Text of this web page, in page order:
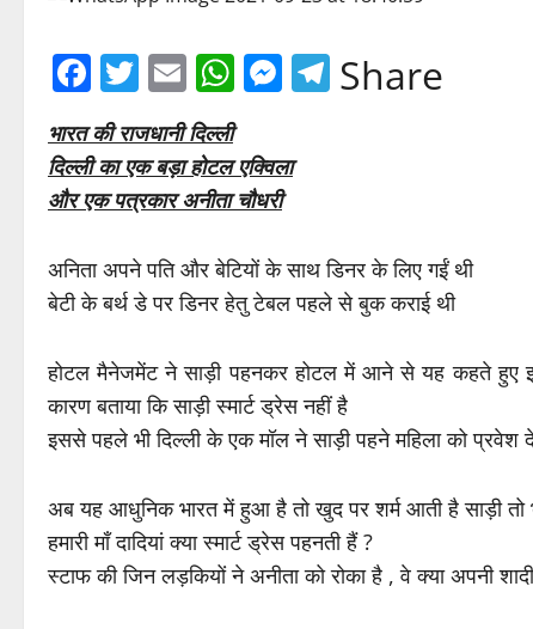
Facebook
Twitter
EmailWhatsApp
Messenger
Telegram
Share
भारत की राजधानी दिल्ली
दिल्ली का एक बड़ा होटल एक्विला
और एक पत्रकार अनीता चौधरी
अनिता अपने पति और बेटियों के साथ डिनर के लिए गईं थी
बेटी के बर्थ डे पर डिनर हेतु टेबल पहले से बुक कराई थी
होटल मैनेजमेंट ने साड़ी पहनकर होटल में आने से यह कहते हुए
कारण बताया कि साड़ी स्मार्ट ड्रेस नहीं है
इससे पहले भी दिल्ली के एक मॉल ने साड़ी पहने महिला को प्रवेश
अब यह आधुनिक भारत में हुआ है तो खुद पर शर्म आती है साड़ी तो
हमारी माँ दादियां क्या स्मार्ट ड्रेस पहनती हैं ?
स्टाफ की जिन लड़कियों ने अनीता को रोका है , वे क्या अपनी